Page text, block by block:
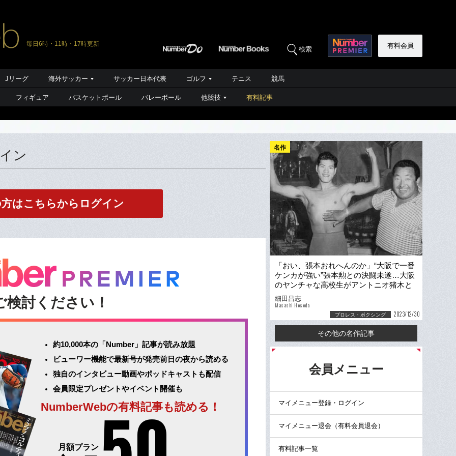
毎日6時・11時・17時更新
検索 有料会員
Jリーグ 海外サッカー サッカー日本代表 ゴルフ テニス 競馬
フィギュア バスケットボール バレーボール 他競技 有料記事
ン
はこちらからログイン
検討ください！
約10,000本の「Number」記事が読み放題
ビューワー機能で最新号が発売前日の夜から読める
独自のインタビュー動画やポッドキャストも配信
会員限定プレゼントやイベント開催も
NumberWebの有料記事も読める！
月額プラン
名作
「おい、張本おれへんのか」“大阪で一番
ケンカが強い”張本勲との決闘未遂…大阪
のヤンチャな高校生がアントニオ猪木と
同門レスラーになった日
細田昌志
Masashi Hosoda
プロレス・ボクシング 2023/12/30
その他の名作記事
会員メニュー
マイメニュー登録・ログイン
マイメニュー退会（有料会員退会）
有料記事一覧